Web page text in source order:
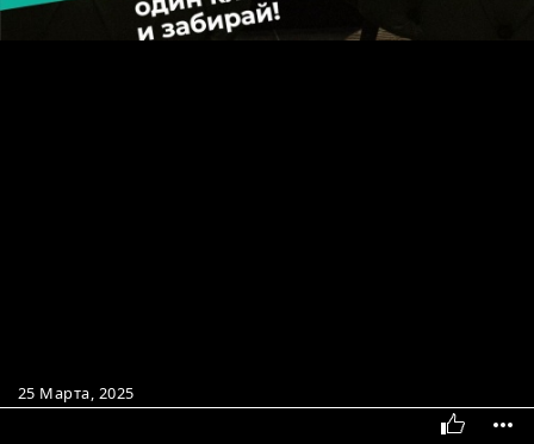
25 Марта, 2025